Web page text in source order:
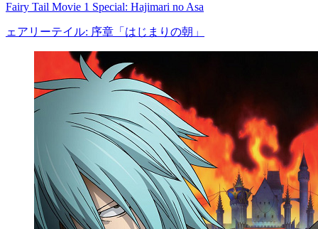
Fairy Tail Movie 1 Special: Hajimari no Asa
ェアリーテイル: 序章「はじまりの朝」